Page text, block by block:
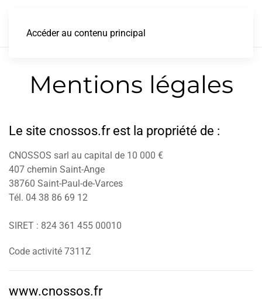
Accéder au contenu principal
Mentions légales
Le site cnossos.fr est la propriété de :
CNOSSOS sarl au capital de 10 000 €
407 chemin Saint-Ange
38760 Saint-Paul-de-Varces
Tél. 04 38 86 69 12
SIRET : 824 361 455 00010
Code activité 7311Z
www.cnossos.fr